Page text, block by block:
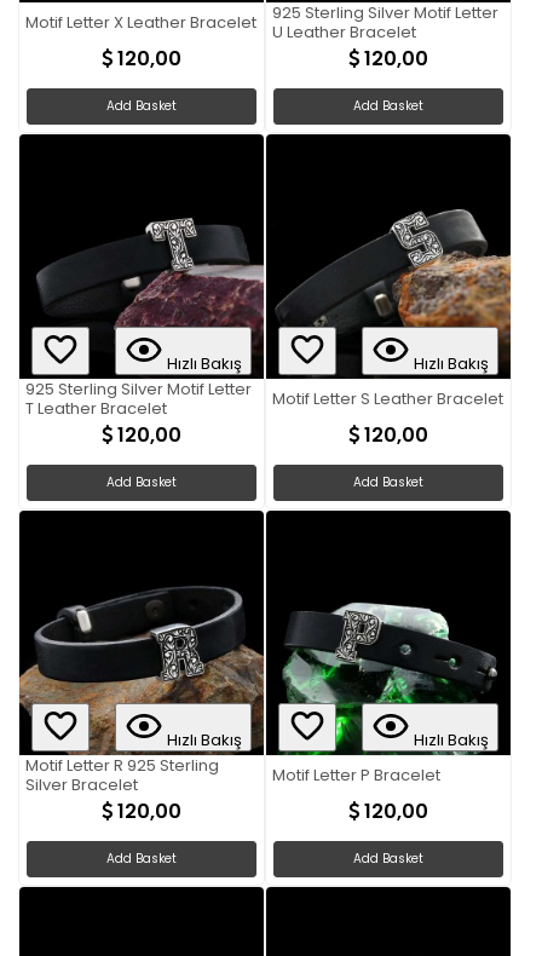
Motif Letter X Leather Bracelet
120,00
Add Basket
925 Sterling Silver Motif Letter
U Leather Bracelet
120,00
Add Basket
Hızlı Bakış
925 Sterling Silver Motif Letter
T Leather Bracelet
120,00
Add Basket
Hızlı Bakış
Motif Letter S Leather Bracelet
120,00
Add Basket
Hızlı Bakış
Motif Letter R 925 Sterling
Silver Bracelet
120,00
Add Basket
Hızlı Bakış
Motif Letter P Bracelet
120,00
Add Basket